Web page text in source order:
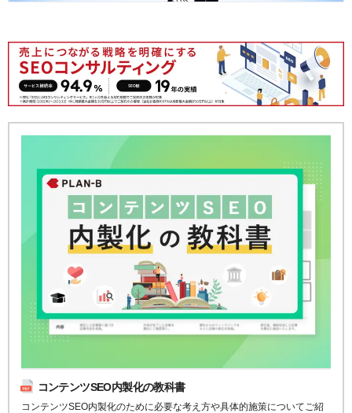
コンテンツSEO内製化の教科書
コンテンツSEO内製化のために必要な考え方や具体的施策についてご紹